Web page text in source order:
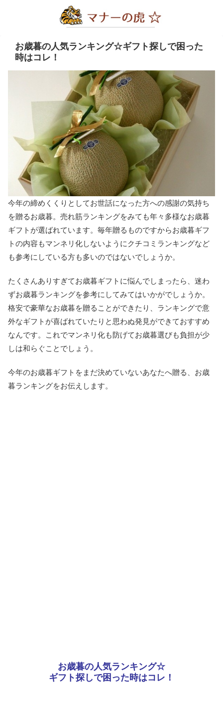
お歳暮の人気ランキング☆ギフト探しで困った
時はコレ！
今年の締めくくりとしてお世話になった方への感謝の気持ち
を贈るお歳暮。売れ筋ランキングをみても年々多様なお歳暮
ギフトが選ばれています。毎年贈るものですからお歳暮ギフ
トの内容もマンネリ化しないようにクチコミランキングなど
も参考にしている方も多いのではないでしょうか。
たくさんありすぎてお歳暮ギフトに悩んでしまったら、迷わ
ずお歳暮ランキングを参考にしてみてはいかがでしょうか。
格安で豪華なお歳暮を贈ることができたり、ランキングで意
外なギフトが喜ばれていたりと思わぬ発見ができておすすめ
なんです。これでマンネリ化も防げてお歳暮選びも負担が少
しは和らぐことでしょう。
今年のお歳暮ギフトをまだ決めていないあなたへ贈る、お歳
暮ランキングをお伝えします。
お歳暮の人気ランキング☆
ギフト探しで困った時はコレ！